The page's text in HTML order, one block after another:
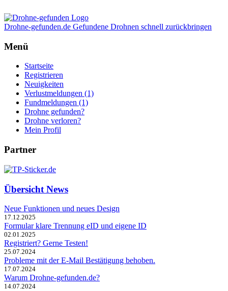
Drohne-gefunden.de Gefundene Drohnen schnell zurückbringen
Menü
Startseite
Registrieren
Neuigkeiten
Verlustmeldungen (1)
Fundmeldungen (1)
Drohne gefunden?
Drohne verloren?
Mein Profil
Partner
Übersicht News
Neue Funktionen und neues Design
17.12.2025
Formular klare Trennung eID und eigene ID
02.01.2025
Registriert? Gerne Testen!
25.07.2024
Probleme mit der E-Mail Bestätigung behoben.
17.07.2024
Warum Drohne-gefunden.de?
14.07.2024